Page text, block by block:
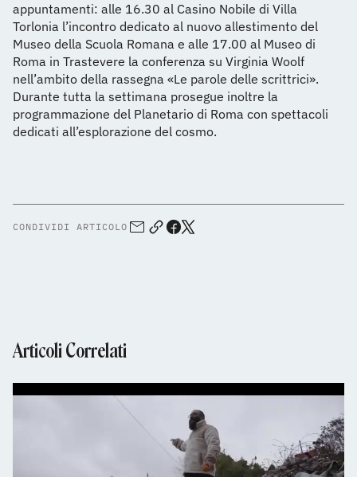
appuntamenti: alle 16.30 al Casino Nobile di Villa
Torlonia l’incontro dedicato al nuovo allestimento del
Museo della Scuola Romana e alle 17.00 al Museo di
Roma in Trastevere la conferenza su Virginia Woolf
nell’ambito della rassegna «Le parole delle scrittrici».
Durante tutta la settimana prosegue inoltre la
programmazione del Planetario di Roma con spettacoli
dedicati all’esplorazione del cosmo.
CONDIVIDI ARTICOLO
Articoli Correlati